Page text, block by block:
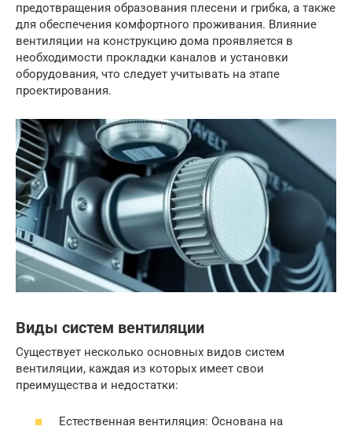
предотвращения образования плесени и грибка, а также
для обеспечения комфортного проживания. Влияние
вентиляции на конструкцию дома проявляется в
необходимости прокладки каналов и установки
оборудования, что следует учитывать на этапе
проектирования.
Виды систем вентиляции
Существует несколько основных видов систем
вентиляции, каждая из которых имеет свои
преимущества и недостатки:
Естественная вентиляция: Основана на